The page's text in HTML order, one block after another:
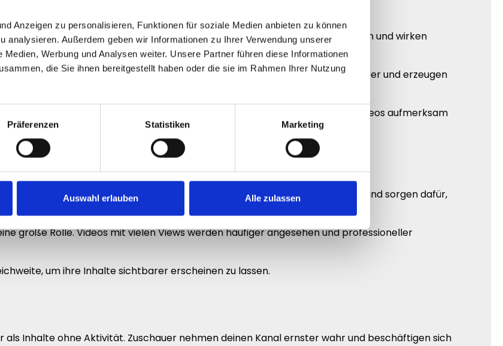
Anzeigen zu personalisieren, Funktionen für soziale Medien anbieten zu können
analysieren. Außerdem geben wir Informationen zu Ihrer Verwendung unserer
Werbung und Analysen weiter. Unsere Partner führen diese Informationen
die Sie ihnen bereitgestellt haben oder die sie im Rahmen Ihrer Nutzung
Präferenzen Statistiken Marketing
Auswahl erlauben Alle zulassen
Videos mit vielen Aufrufen ziehen deutlich häufiger neue Zuschauer an und wirken
eine enorme Rolle. Inhalte mit Reichweite wirken automatisch interessanter und erzeugen
professioneller wirken zu lassen und neue Zuschauer schneller auf deine Videos aufmerksam
die bereits Aktivität besitzen. Hohe Aufrufzahlen erzeugen Vertrauen und sorgen dafür,
große Rolle. Videos mit vielen Views werden häufiger angesehen und professioneller
um ihre Inhalte sichtbarer erscheinen zu lassen.
Inhalte ohne Aktivität. Zuschauer nehmen deinen Kanal ernster wahr und beschäftigen sich